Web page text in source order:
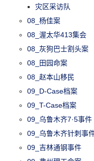
灾区采访队
08_杨佳案
08_渥太华413集会
08_灰狗巴士割头案
08_田园命案
08_赵本山移民
09_D-Case档案
09_T-Case档案
09_乌鲁木齐7·5事件
09_乌鲁木齐针刺事
09_吉林通钢事件